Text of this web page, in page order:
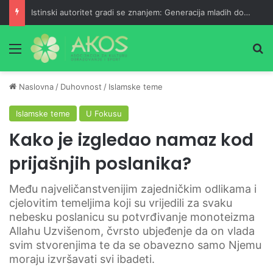
Istinski autoritet gradi se znanjem: Generacija mladih doktorica
Meni
Naslovna / Duhovnost / Islamske teme
Islamske teme U Fokusu
Kako je izgledao namaz kod
prijašnjih poslanika?
Među najveličanstvenijim zajedničkim odlikama i
cjelovitim temeljima koji su vrijedili za svaku
nebesku poslanicu su potvrđivanje monoteizma
Allahu Uzvišenom, čvrsto ubjeđenje da on vlada
svim stvorenjima te da se obavezno samo Njemu
moraju izvršavati svi ibadeti.